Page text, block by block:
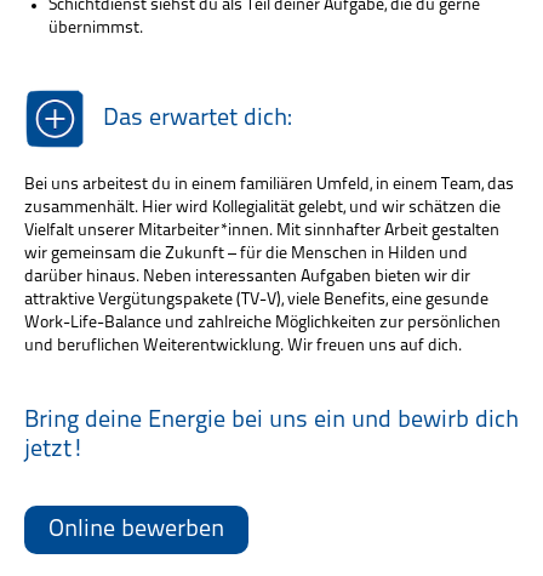
Schichtdienst siehst du als Teil deiner Aufgabe, die du gerne
übernimmst.
Das erwartet dich:
Bei uns arbeitest du in einem familiären Umfeld, in einem Team, das
zusammenhält. Hier wird Kollegialität gelebt, und wir schätzen die
Vielfalt unserer Mitarbeiter*innen. Mit sinnhafter Arbeit gestalten
wir gemeinsam die Zukunft – für die Menschen in Hilden und
darüber hinaus. Neben interessanten Aufgaben bieten wir dir
attraktive Vergütungspakete (TV-V), viele Benefits, eine gesunde
Work-Life-Balance und zahlreiche Möglichkeiten zur persönlichen
und beruflichen Weiterentwicklung. Wir freuen uns auf dich.
Bring deine Energie bei uns ein und bewirb dich
jetzt!
Online bewerben